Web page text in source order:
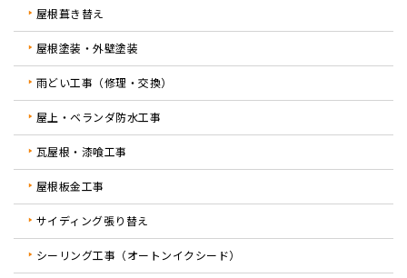
屋根葺き替え
屋根塗装・外壁塗装
雨どい工事（修理・交換）
屋上・ベランダ防水工事
瓦屋根・漆喰工事
屋根板金工事
サイディング張り替え
シーリング工事（オートンイクシード）